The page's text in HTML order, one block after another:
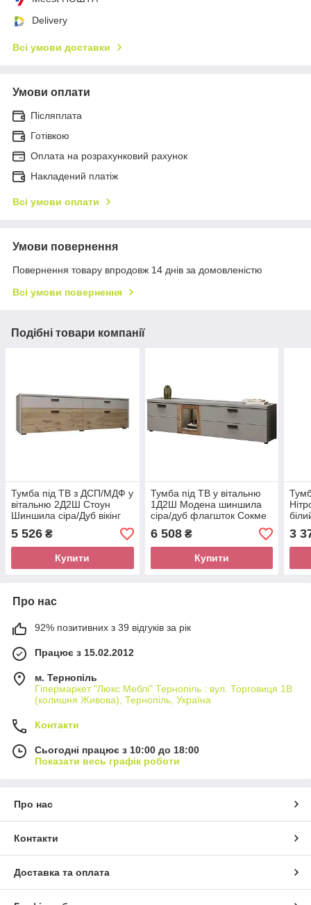
Delivery
Всі умови доставки
Умови оплати
Післяплата
Готівкою
Оплата на розрахунковий рахунок
Накладений платіж
Всі умови оплати
Умови повернення
Повернення товару впродовж 14 днів за домовленістю
Всі умови повернення
Подібні товари компанії
Тумба під ТВ з ДСП/МДФ у
вітальню 2Д2Ш Стоун
Шиншила сіра/Дуб вікінг
Сокме
5 526 ₴
Купити
Тумба під ТВ у вітальню
1Д2Ш Модена шиншила
сіра/дуб флагшток Сокме
6 508₴
Купити
3
Про нас
92% позитивних з 39 відгуків за рік
Працює з 15.02.2012
м. Тернопіль
Гіпермаркет "Люкс Меблі" Тернопіль : вул. Торговиця 1В
(колишня Живова), Тернопіль, Україна
Контакти
Сьогодні працює з 10:00 до 18:00
Показати весь графік роботи
Про нас
Контакти
Доставка та оплата